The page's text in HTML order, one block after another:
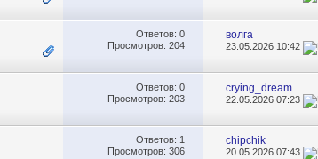
Ответов: 0
Просмотров: 204
волга
23.05.2026 10:42
Ответов: 0
Просмотров: 203
crying_dream
22.05.202607:23
Ответов: 1
Просмотров: 306
chipchik
20.05.202607:43